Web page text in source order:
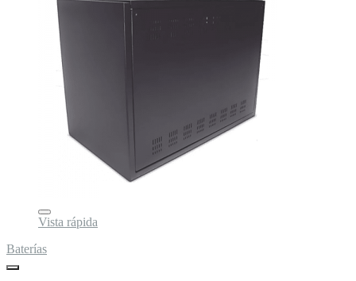
Vista rápida
Baterías